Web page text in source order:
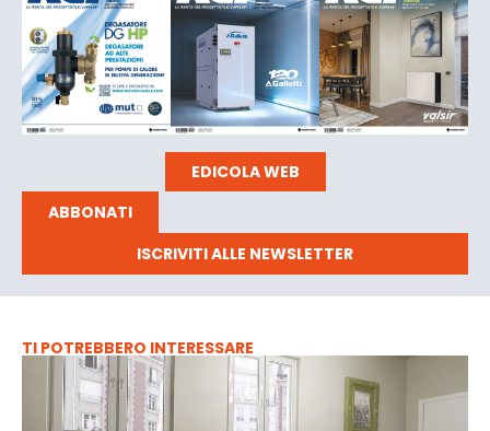
EDICOLA WEB
ABBONATI
ISCRIVITI ALLE NEWSLETTER
TI POTREBBERO INTERESSARE